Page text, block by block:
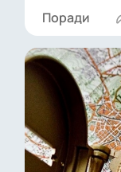
Поради